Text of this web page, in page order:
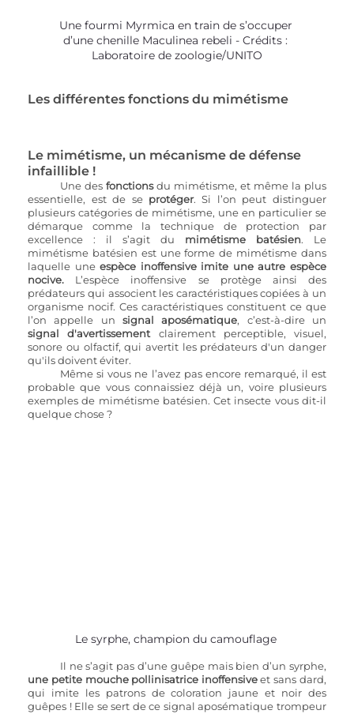
Une fourmi Myrmica en train de s’occuper
d’une chenille Maculinea rebeli - Crédits :
Laboratoire de zoologie/UNITO
Les différentes fonctions du mimétisme
Le mimétisme, un mécanisme de défense
infaillible !
Une des fonctions du mimétisme, et même la plus
essentielle, est de se protéger. Si l’on peut distinguer
plusieurs catégories de mimétisme, une en particulier se
démarque comme la technique de protection par
excellence : il s’agit du mimétisme batésien. Le
mimétisme batésien est une forme de mimétisme dans
laquelle une espèce inoffensive imite une autre espèce
nocive. L’espèce inoffensive se protège ainsi des
prédateurs qui associent les caractéristiques copiées à un
organisme nocif. Ces caractéristiques constituent ce que
l’on appelle un signal aposématique, c’est-à-dire un
signal d'avertissement clairement perceptible, visuel,
sonore ou olfactif, qui avertit les prédateurs d'un danger
qu'ils doivent éviter.
Même si vous ne l’avez pas encore remarqué, il est
probable que vous connaissiez déjà un, voire plusieurs
exemples de mimétisme batésien. Cet insecte vous dit-il
quelque chose ?
Le syrphe, champion du camouflage
Il ne s’agit pas d’une guêpe mais bien d’un syrphe,
une petite mouche pollinisatrice inoffensive et sans dard,
qui imite les patrons de coloration jaune et noir des
guêpes ! Elle se sert de ce signal aposématique trompeur